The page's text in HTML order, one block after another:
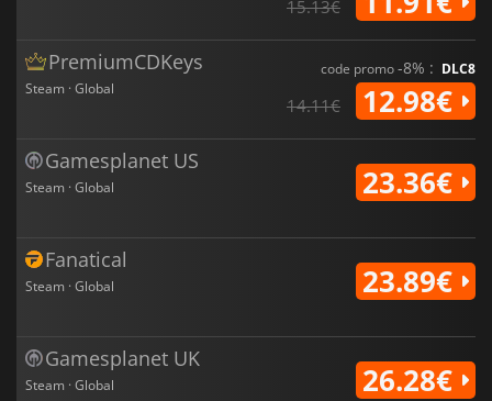
15.13€
PremiumCDKeys
Steam · Global
code promo-8% : DLC8
14.11€ 12.98€
Gamesplanet US
Steam · Global 23.36€
Fanatical
Steam · Global 23.89€
Gamesplanet UK
Steam · Global 26.28€